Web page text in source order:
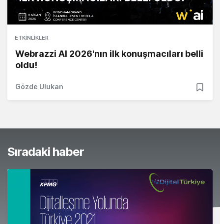
ETKINLIKLER
Webrazzi AI 2026'nın ilk konuşmacıları belli
oldu!
Gözde Ulukan
Sıradaki haber